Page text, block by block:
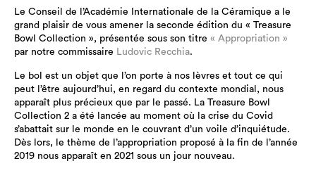
Le Conseil de l’Académie Internationale de la Céramique a le
grand plaisir de vous amener la seconde édition du « Treasure
Bowl Collection », présentée sous son titre « Appropriation »
par notre commissaire Ludovic Recchia.
Le bol est un objet que l’on porte à nos lèvres et tout ce qui
peut l’être aujourd’hui, en regard du contexte mondial, nous
apparaît plus précieux que par le passé. La Treasure Bowl
Collection 2 a été lancée au moment où la crise du Covid
s’abattait sur le monde en le couvrant d’un voile d’inquiétude.
Dès lors, le thème de l’appropriation proposé à la fin de l’année
2019 nous apparaît en 2021 sous un jour nouveau.